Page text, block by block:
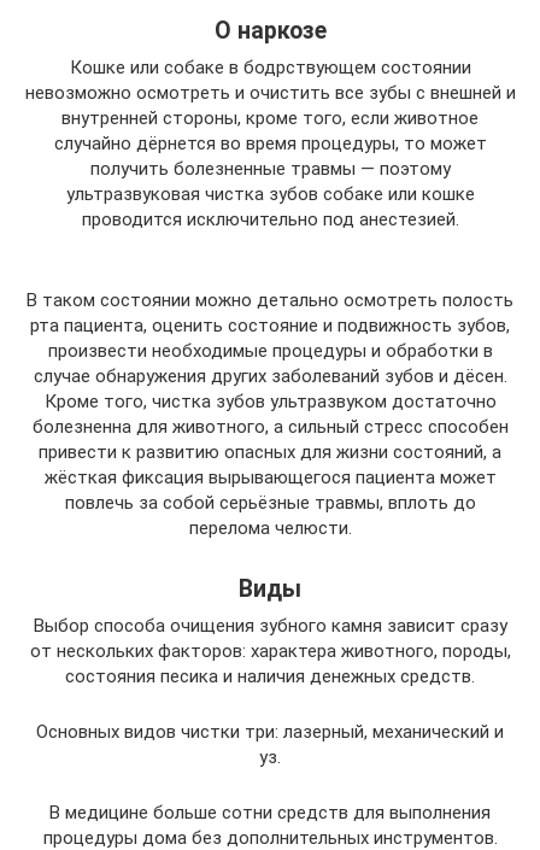
О наркозе
Кошке или собаке в бодрствующем состоянии
невозможно осмотреть и очистить все зубы с внешней и
внутренней стороны, кроме того, если животное
случайно дёрнется во время процедуры, то может
получить болезненные травмы — поэтому
ультразвуковая чистка зубов собаке или кошке
проводится исключительно под анестезией.
В таком состоянии можно детально осмотреть полость
рта пациента, оценить состояние и подвижность зубов,
произвести необходимые процедуры и обработки в
случае обнаружения других заболеваний зубов и дёсен.
Кроме того, чистка зубов ультразвуком достаточно
болезненна для животного, а сильный стресс способен
привести к развитию опасных для жизни состояний, а
жёсткая фиксация вырывающегося пациента может
повлечь за собой серьёзные травмы, вплоть до
перелома челюсти.
Виды
Выбор способа очищения зубного камня зависит сразу
от нескольких факторов: характера животного, породы,
состояния песика и наличия денежных средств.
Основных видов чистки три: лазерный, механический и
уз.
В медицине больше сотни средств для выполнения
процедуры дома без дополнительных инструментов.